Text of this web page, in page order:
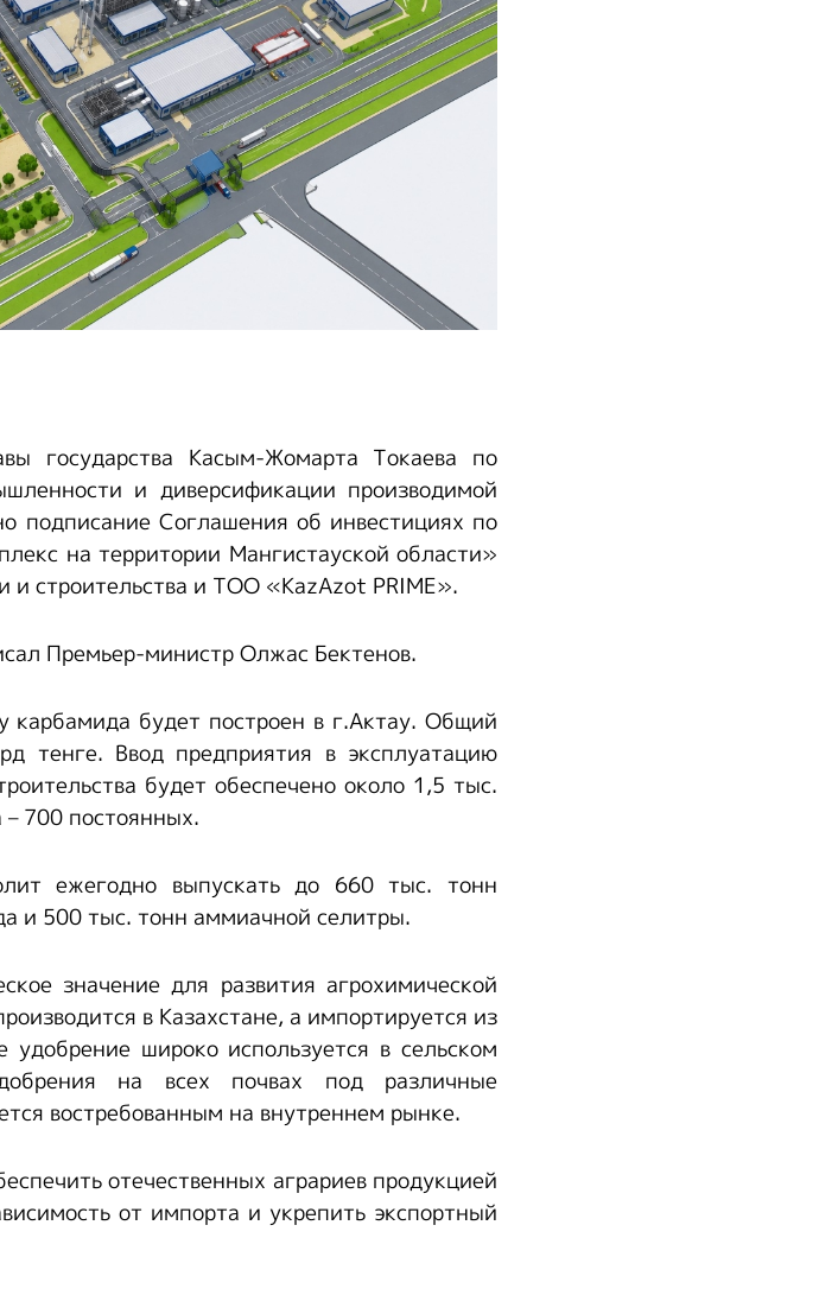
государства Касым-Жомарта Токаева по
и диверсификации производимой
подписание Соглашения об инвестициях по
на территории Мангистауской области»
строительства и ТОО «KazAzot PRIME».
Премьер-министр Олжас Бектенов.
карбамида будет построен в г.Актау. Общий
тенге. Ввод предприятия в эксплуатацию
будет обеспечено около 1,5 тыс.
– 700 постоянных.
ежегодно выпускать до 660 тыс. тонн
и 500 тыс. тонн аммиачной селитры.
значение для развития агрохимической
в Казахстане, а импортируется из
широко используется в сельском
на всех почвах под различные
востребованным на внутреннем рынке.
отечественных аграриев продукцией
от импорта и укрепить экспортный